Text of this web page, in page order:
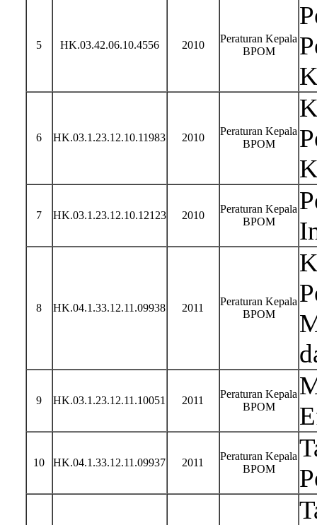
5 HK.03.42.06.10.4556 2010
Peraturan Kepala
BPOM
6 HK.03.1.23.12.10.11983 2010
Peraturan Kepala
BPOM
7 HK.03.1.23.12.10.12123 2010
Peraturan Kepala
BPOM
8 HK.04.1.33.12.11.09938 2011
Peraturan Kepala
BPOM
9 HK.03.1.23.12.11.10051 2011
Peraturan Kepala
BPOM
10 HK.04.1.33.12.11.09937 2011
Peraturan Kepala
BPOM